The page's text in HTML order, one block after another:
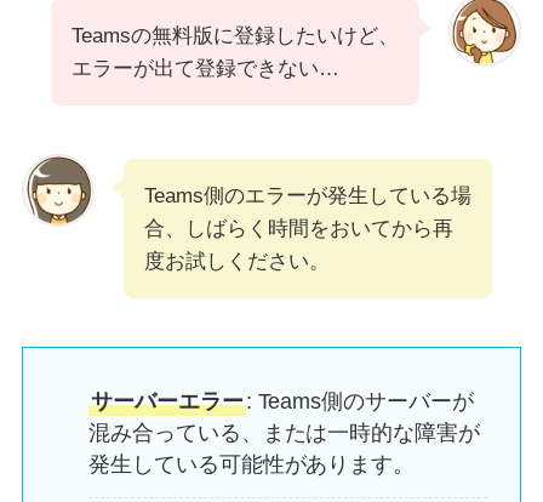
Teamsの無料版に登録したいけど、
エラーが出て登録できない…
Teams側のエラーが発生している場
合、しばらく時間をおいてから再
度お試しください。
サーバーエラー: Teams側のサーバーが
混み合っている、または一時的な障害が
発生している可能性があります。